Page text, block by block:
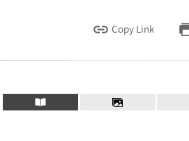
Copy Link